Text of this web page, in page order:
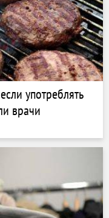
употреблять
врачи